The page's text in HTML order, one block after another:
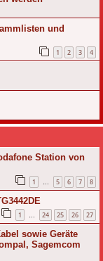
und
1 2 3 4
Station von
1 … 5 6 7 8
1 … 24 25 26 27
sowie Geräte
Sagemcom